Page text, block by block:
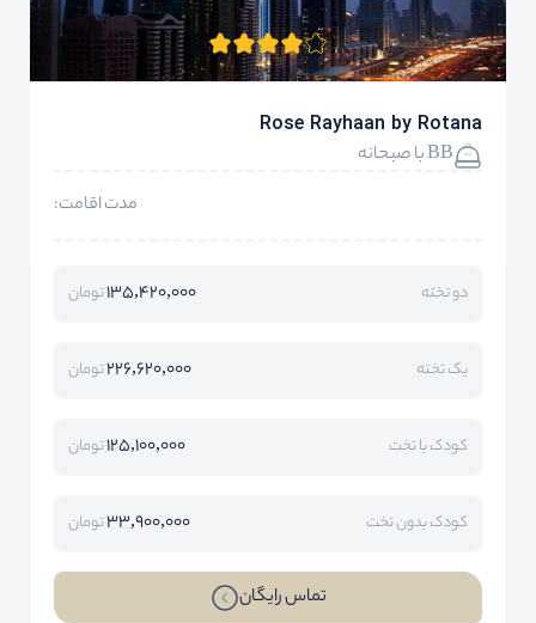
Rose Rayhaan by Rotana
BB با صبحانه
مدت اقامت:
دو تخته 135,420,000تومان
یک تخته 226,620,000تومان
کودک با تخت 125,100,000تومان
کودک بدون تخت 33,900,000تومان
تماس رایگان